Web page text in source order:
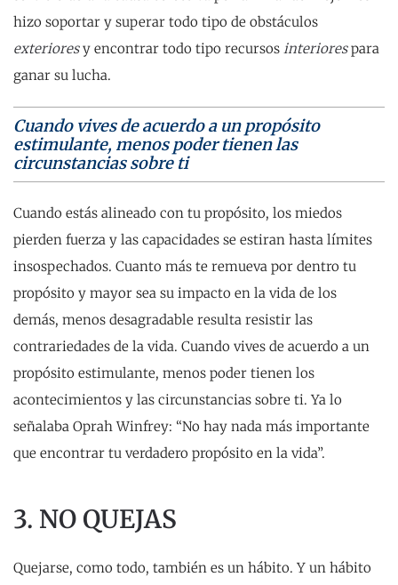
hizo soportar y superar todo tipo de obstáculos
exterioresy encontrar todo tipo recursos interiorespara
ganar su lucha.
Cuando vives de acuerdo a un propósito
estimulante, menos poder tienen las
circunstancias sobre ti
Cuando estás alineado con tu propósito, los miedos
pierden fuerza y las capacidades se estiran hasta límites
insospechados. Cuanto más te remueva por dentro tu
propósito y mayor sea su impacto en la vida de los
demás, menos desagradable resulta resistir las
contrariedades de la vida. Cuando vives de acuerdo a un
propósito estimulante, menos poder tienen los
acontecimientos y las circunstancias sobre ti. Ya lo
señalaba Oprah Winfrey: “No hay nada más importante
que encontrar tu verdadero propósito en la vida”.
3. NO QUEJAS
Quejarse, como todo, también es un hábito. Y un hábito